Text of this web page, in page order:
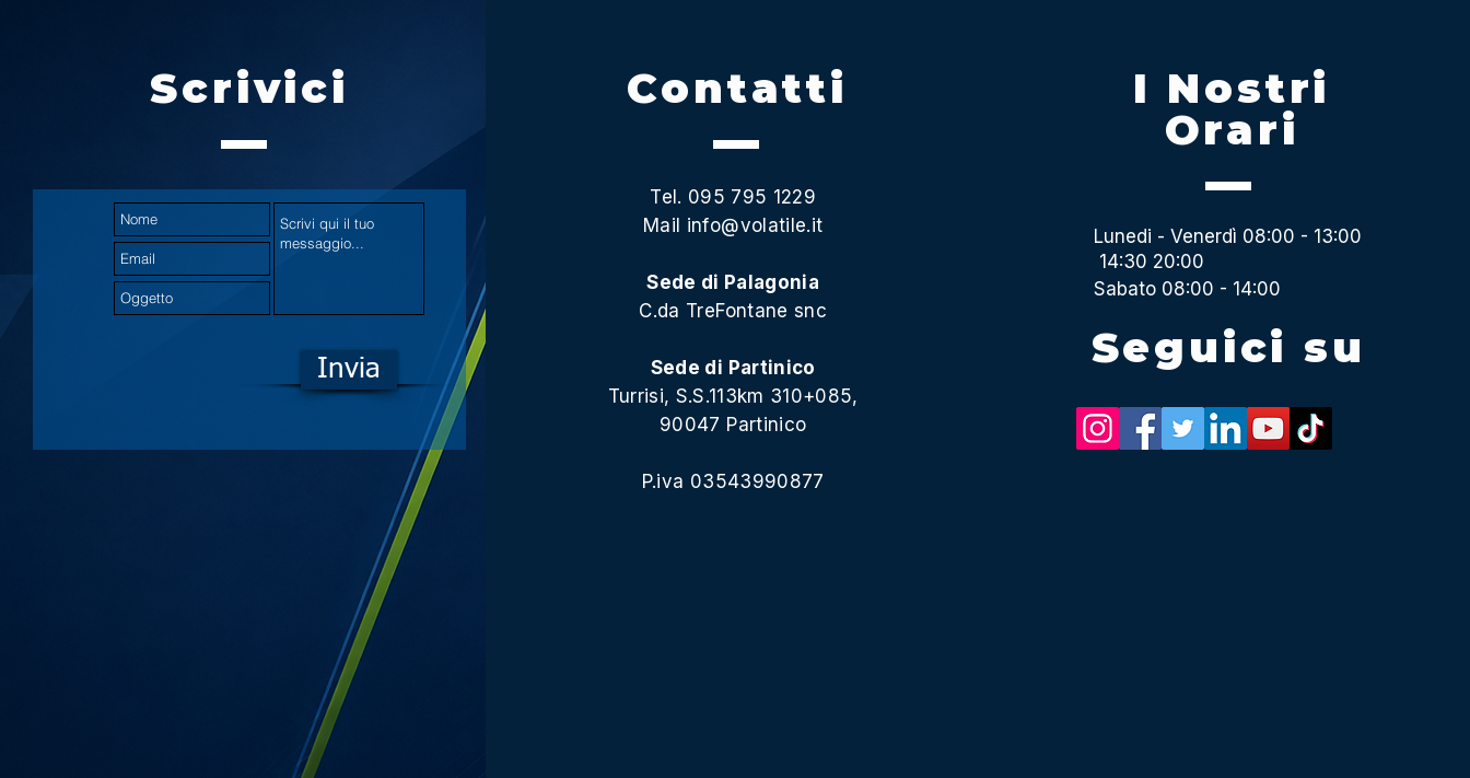
Scrivici
Invia
Contatti
Tel. 095 795 1229
Mail info@volatile.it
Sede di Palagonia
C.da TreFontane snc
Sede di Partinico
Turrisi, S.S.113km 310+085,
90047 Partinico
P.iva 03543990877
I Nostri
Orari
Lunedi - Venerdì 08:00 - 13:00
14:30 20:00
Sabato 08:00 - 14:00
Seguici su